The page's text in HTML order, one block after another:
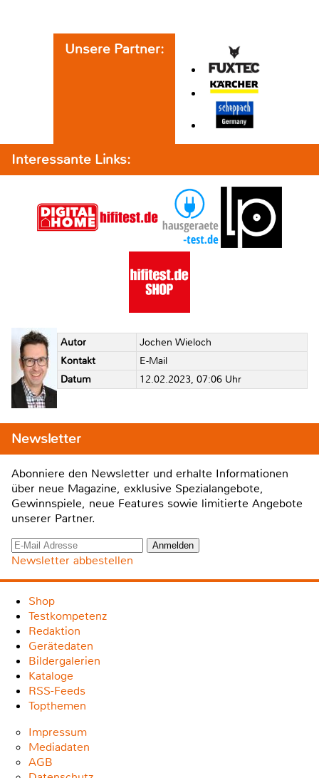
Unsere Partner:
Interessante Links:
Autor
Jochen Wieloch
Kontakt
E-Mail
Datum
12.02.2023, 07:06 Uhr
Newsletter
Abonniere den Newsletter und erhalte Informationen
über neue Magazine, exklusive Spezialangebote,
Gewinnspiele, neue Features sowie limitierte Angebote
unserer Partner.
Newsletter abbestellen
Shop
Testkompetenz
Redaktion
Gerätedaten
Bildergalerien
Kataloge
RSS-Feeds
Topthemen
Impressum
Mediadaten
AGB